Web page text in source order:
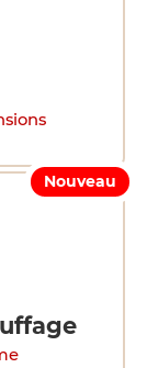
Nouveau